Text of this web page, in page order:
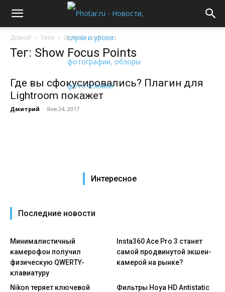
Домой Теги Show Focus Points
Тег: Show Focus Points
Где вы сфокусировались? Плагин для
Lightroom покажет
Дмитрий - Янв 24, 2017
Интересное
Последние новости
Минималистичный
камерофон получил
физическую QWERTY-
клавиатуру
Insta360 Ace Pro 3 станет
самой продвинутой экшен-
камерой на рынке?
Nikon теряет ключевой
Фильтры Hoya HD Antistatic